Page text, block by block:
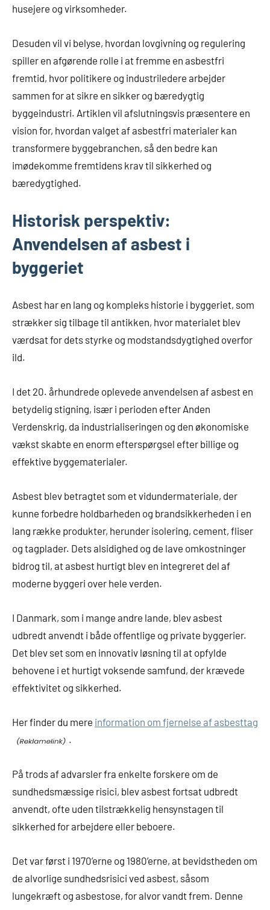
husejere og virksomheder.
Desuden vil vi belyse, hvordan lovgivning og regulering
spiller en afgørende rolle i at fremme en asbestfri
fremtid, hvor politikere og industriledere arbejder
sammen for at sikre en sikker og bæredygtig
byggeindustri. Artiklen vil afslutningsvis præsentere en
vision for, hvordan valget af asbestfri materialer kan
transformere byggebranchen, så den bedre kan
imødekomme fremtidens krav til sikkerhed og
bæredygtighed.
Historisk perspektiv:
Anvendelsen af asbest i
byggeriet
Asbest har en lang og kompleks historie i byggeriet, som
strækker sig tilbage til antikken, hvor materialet blev
værdsat for dets styrke og modstandsdygtighed overfor
ild.
I det 20. århundrede oplevede anvendelsen af asbest en
betydelig stigning, især i perioden efter Anden
Verdenskrig, da industrialiseringen og den økonomiske
vækst skabte en enorm efterspørgsel efter billige og
effektive byggematerialer.
Asbest blev betragtet som et vidundermateriale, der
kunne forbedre holdbarheden og brandsikkerheden i en
lang række produkter, herunder isolering, cement, fliser
og tagplader. Dets alsidighed og de lave omkostninger
bidrog til, at asbest hurtigt blev en integreret del af
moderne byggeri over hele verden.
I Danmark, som i mange andre lande, blev asbest
udbredt anvendt i både offentlige og private byggerier.
Det blev set som en innovativ løsning til at opfylde
behovene i et hurtigt voksende samfund, der krævede
effektivitet og sikkerhed.
Her finder du mere information om fjernelse af asbesttag
.
På trods af advarsler fra enkelte forskere om de
sundhedsmæssige risici, blev asbest fortsat udbredt
anvendt, ofte uden tilstrækkelig hensynstagen til
sikkerhed for arbejdere eller beboere.
Det var først i 1970’erne og 1980’erne, at bevidstheden om
de alvorlige sundhedsrisici ved asbest, såsom
lungekræft og asbestose, for alvor vandt frem. Denne